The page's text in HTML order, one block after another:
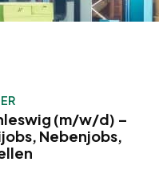
(m/w/d) –
Nebenjobs,